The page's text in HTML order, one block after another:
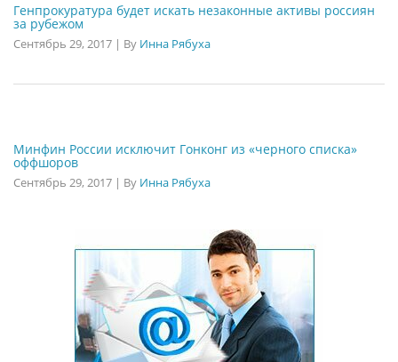
Генпрокуратура будет искать незаконные активы россиян
за рубежом
Сентябрь 29, 2017 | By Инна Рябуха
Минфин России исключит Гонконг из «черного списка»
оффшоров
Сентябрь 29, 2017 | By Инна Рябуха